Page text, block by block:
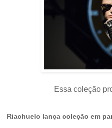
Essa coleção
Riachuelo lança coleção em